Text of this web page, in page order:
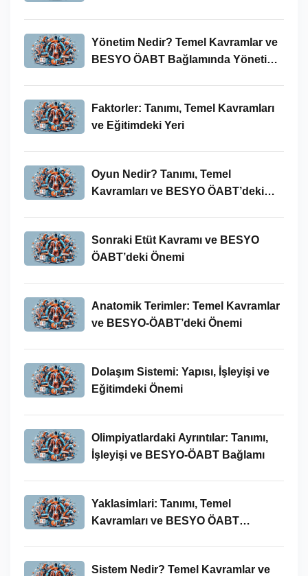
Yönetim Nedir? Temel Kavramlar ve
BESYO ÖABT Bağlamında Yönetim
Faktorler: Tanımı, Temel Kavramları
ve Eğitimdeki Yeri
Oyun Nedir? Tanımı, Temel
Kavramları ve BESYO ÖABT’deki
Sonraki Etüt Kavramı ve BESYO
ÖABT’deki Önemi
Anatomik Terimler: Temel Kavramlar
ve BESYO-ÖABT’deki Önemi
Dolaşım Sistemi: Yapısı, İşleyişi ve
Eğitimdeki Önemi
Olimpiyatlardaki Ayrıntılar: Tanımı,
İşleyişi ve BESYO-ÖABT Bağlamı
Yaklasimlari: Tanımı, Temel
Kavramları ve BESYO ÖABT
Sistem Nedir? Temel Kavramlar ve